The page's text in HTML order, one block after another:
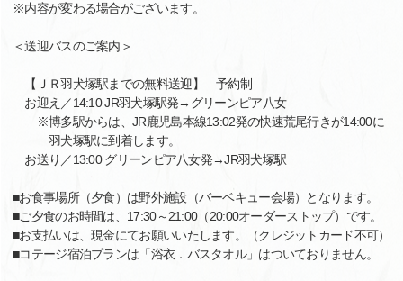
※内容が変わる場合がございます。
＜送迎バスのご案内＞
【ＪＲ羽犬塚駅までの無料送迎】 予約制
お迎え／14:10 JR羽犬塚駅発→グリーンピア八女
※博多駅からは、JR鹿児島本線13:02発の快速荒尾行きが14:00に
羽犬塚駅に到着します。
お送り／13:00 グリーンピア八女発→JR羽犬塚駅
■お食事場所（夕食）は野外施設（バーベキュー会場）となります。
■ご夕食のお時間は、17:30～21:00（20:00オーダーストップ）です。
■お支払いは、現金にてお願いいたします。（クレジットカード不可）
■コテージ宿泊プランは「浴衣．バスタオル」はついておりません。